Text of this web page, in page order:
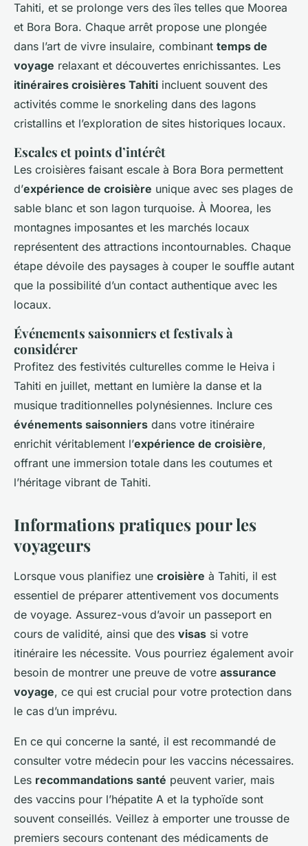
Tahiti, et se prolonge vers des îles telles que Moorea
et Bora Bora. Chaque arrêt propose une plongée
dans l’art de vivre insulaire, combinant temps de
voyage relaxant et découvertes enrichissantes. Les
itinéraires croisières Tahiti incluent souvent des
activités comme le snorkeling dans des lagons
cristallins et l’exploration de sites historiques locaux.
Escales et points d’intérêt
Les croisières faisant escale à Bora Bora permettent
d’expérience de croisière unique avec ses plages de
sable blanc et son lagon turquoise. À Moorea, les
montagnes imposantes et les marchés locaux
représentent des attractions incontournables. Chaque
étape dévoile des paysages à couper le souffle autant
que la possibilité d’un contact authentique avec les
locaux.
Événements saisonniers et festivals à
considérer
Profitez des festivités culturelles comme le Heiva i
Tahiti en juillet, mettant en lumière la danse et la
musique traditionnelles polynésiennes. Inclure ces
événements saisonniers dans votre itinéraire
enrichit véritablement l’expérience de croisière,
offrant une immersion totale dans les coutumes et
l’héritage vibrant de Tahiti.
Informations pratiques pour les
voyageurs
Lorsque vous planifiez une croisière à Tahiti, il est
essentiel de préparer attentivement vos documents
de voyage. Assurez-vous d’avoir un passeport en
cours de validité, ainsi que des visas si votre
itinéraire les nécessite. Vous pourriez également avoir
besoin de montrer une preuve de votre assurance
voyage, ce qui est crucial pour votre protection dans
le cas d’un imprévu.
En ce qui concerne la santé, il est recommandé de
consulter votre médecin pour les vaccins nécessaires.
Les recommandations santé peuvent varier, mais
des vaccins pour l’hépatite A et la typhoïde sont
souvent conseillés. Veillez à emporter une trousse de
premiers secours contenant des médicaments de